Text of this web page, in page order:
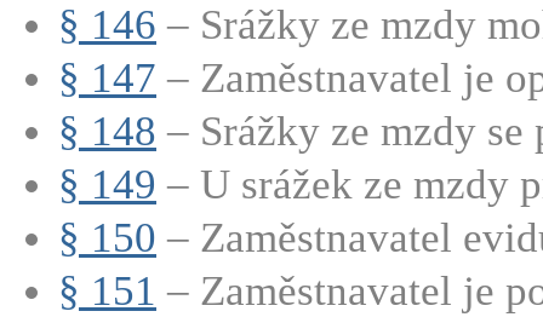
§ 146 – Srážky ze mzdy
§ 147 – Zaměstnavatel je
§ 148 – Srážky ze mzdy se
§ 149 – U srážek ze mzdy
§ 150 – Zaměstnavatel
§ 151 – Zaměstnavatel je